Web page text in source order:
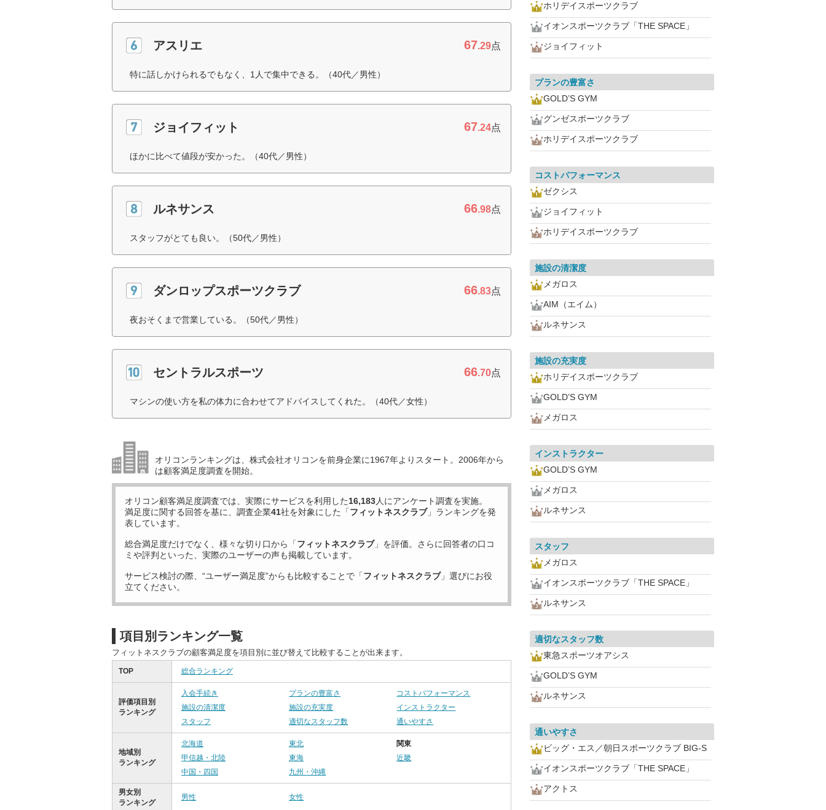
アスリエ 67.29点
特に話しかけられるでもなく、1人で集中できる。（40代／男性）
ジョイフィット 67.24点
ほかに比べて値段が安かった。（40代／男性）
ルネサンス 66.98点
スタッフがとても良い。（50代／男性）
ダンロップスポーツクラブ 66.83点
夜おそくまで営業している。（50代／男性）
セントラルスポーツ 66.70点
マシンの使い方を私の体力に合わせてアドバイスしてくれた。（40代／女性）
オリコンランキングは、株式会社オリコンを前身企業に1967年よりスタート。2006年から
は顧客満足度調査を開始。
オリコン顧客満足度調査では、実際にサービスを利用した16,183人にアンケート調査を実施。
満足度に関する回答を基に、調査企業41社を対象にした「フィットネスクラブ」ランキングを発
表しています。
総合満足度だけでなく、様々な切り口から「フィットネスクラブ」を評価。さらに回答者の口コ
ミや評判といった、実際のユーザーの声も掲載しています。
サービス検討の際、“ユーザー満足度”からも比較することで「フィットネスクラブ」選びにお役
立てください。
項目別ランキング一覧
フィットネスクラブの顧客満足度を項目別に並び替えて比較することが出来ます。
TOP 総合ランキング
評価項目別
ランキング
入会手続き プランの豊富さ
コストパフォーマンス
施設の清潔度
施設の充実度
インストラクター
スタッフ
適切なスタッフ数 通いやすさ
地域別
ランキング
北海道 東北
関東
甲信越・北陸
東海
近畿
中国・四国
九州・沖縄
男女別
ランキング
男性 女性
ホリデイスポーツクラブ
イオンスポーツクラブ「THE SPACE」
ジョイフィット
プランの豊富さ
GOLD’S GYM
グンゼスポーツクラブ
ホリデイスポーツクラブ
コストパフォーマンス
ゼクシス
ジョイフィット
ホリデイスポーツクラブ
施設の清潔度
メガロス
AIM（エイム）
ルネサンス
施設の充実度
ホリデイスポーツクラブ
GOLD’S GYM
メガロス
インストラクター
GOLD’S GYM
メガロス
ルネサンス
スタッフ
メガロス
イオンスポーツクラブ「THE SPACE」
ルネサンス
適切なスタッフ数
東急スポーツオアシス
GOLD’S GYM
ルネサンス
通いやすさ
ビッグ・エス／朝日スポーツクラブ BIG-S
イオンスポーツクラブ「THE SPACE」
アクトス